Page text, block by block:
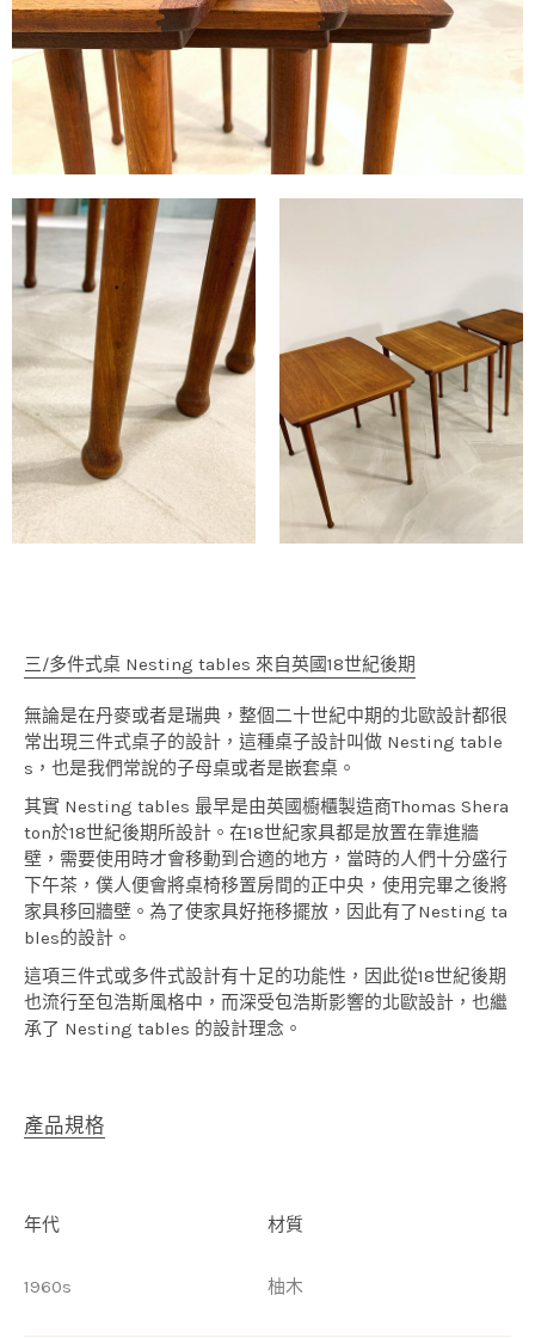
三/多件式桌 Nesting tables 來自英國18世紀後期
無論是在丹麥或者是瑞典，整個二十世紀中期的北歐設計都很
常出現三件式桌子的設計，這種桌子設計叫做 Nesting table
s，也是我們常說的子母桌或者是嵌套桌。
其實 Nesting tables 最早是由英國櫥櫃製造商Thomas Shera
ton於18世紀後期所設計。在18世紀家具都是放置在靠進牆
壁，需要使用時才會移動到合適的地方，當時的人們十分盛行
下午茶，僕人便會將桌椅移置房間的正中央，使用完畢之後將
家具移回牆壁。為了使家具好拖移擺放，因此有了Nesting ta
bles的設計。
這項三件式或多件式設計有十足的功能性，因此從18世紀後期
也流行至包浩斯風格中，而深受包浩斯影響的北歐設計，也繼
承了 Nesting tables 的設計理念。
產品規格
年代
1960s
材質
柚木